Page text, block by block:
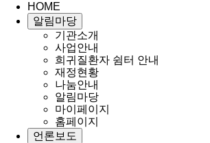
HOME
알림마당
기관소개
사업안내
희귀질환자 쉼터 안내
재정현황
나눔안내
알림마당
마이페이지
홈페이지
언론보도